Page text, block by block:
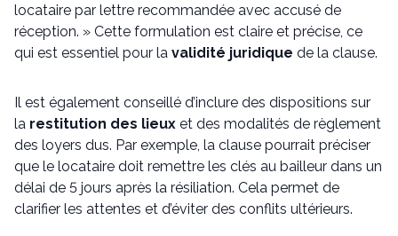
locataire par lettre recommandée avec accusé de
réception. » Cette formulation est claire et précise, ce
qui est essentiel pour la validité juridique de la clause.
Il est également conseillé d’inclure des dispositions sur
la restitution des lieux et des modalités de règlement
des loyers dus. Par exemple, la clause pourrait préciser
que le locataire doit remettre les clés au bailleur dans un
délai de 5 jours après la résiliation. Cela permet de
clarifier les attentes et d’éviter des conflits ultérieurs.